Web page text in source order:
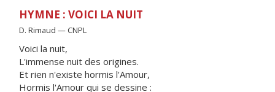
HYMNE : VOICI LA NUIT
D. Rimaud — CNPL
Voici la nuit,
L'immense nuit des origines.
Et rien n'existe hormis l'Amour,
Hormis l'Amour qui se dessine :